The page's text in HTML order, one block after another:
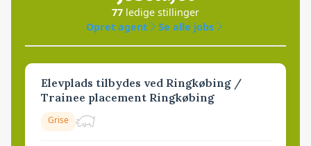
77 ledige stillinger
Opret agent
Se alle jobs
Elevplads tilbydes ved Ringkøbing /
Trainee placement Ringkøbing
Grise